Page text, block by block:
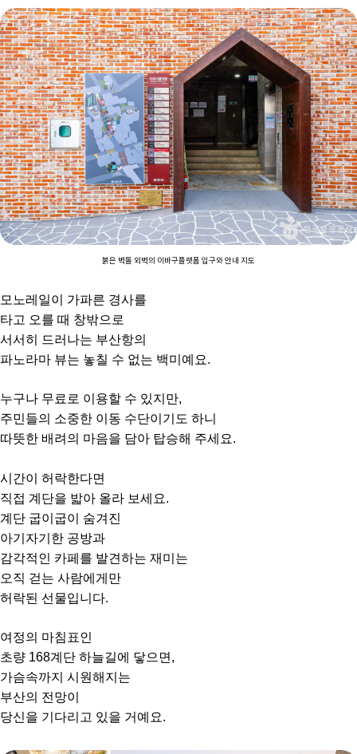
붉은 벽돌 외벽의 이바구플랫폼 입구와 안내 지도
모노레일이 가파른 경사를
타고 오를 때 창밖으로
서서히 드러나는 부산항의
파노라마 뷰는 놓칠 수 없는 백미예요.
누구나 무료로 이용할 수 있지만,
주민들의 소중한 이동 수단이기도 하니
따뜻한 배려의 마음을 담아 탑승해 주세요.
시간이 허락한다면
직접 계단을 밟아 올라 보세요.
계단 굽이굽이 숨겨진
아기자기한 공방과
감각적인 카페를 발견하는 재미는
오직 걷는 사람에게만
허락된 선물입니다.
여정의 마침표인
초량 168계단 하늘길에 닿으면,
가슴속까지 시원해지는
부산의 전망이
당신을 기다리고 있을 거예요.